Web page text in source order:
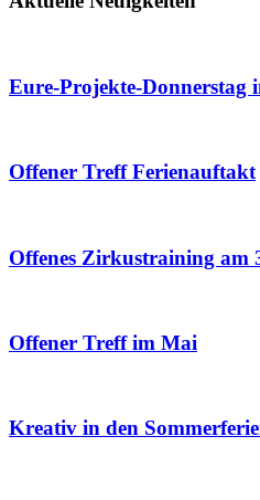
Eure-Projekte-Donnerstag
Offener Treff Ferienauftakt
Offenes Zirkustraining am
Offener Treff im Mai
Kreativ in den